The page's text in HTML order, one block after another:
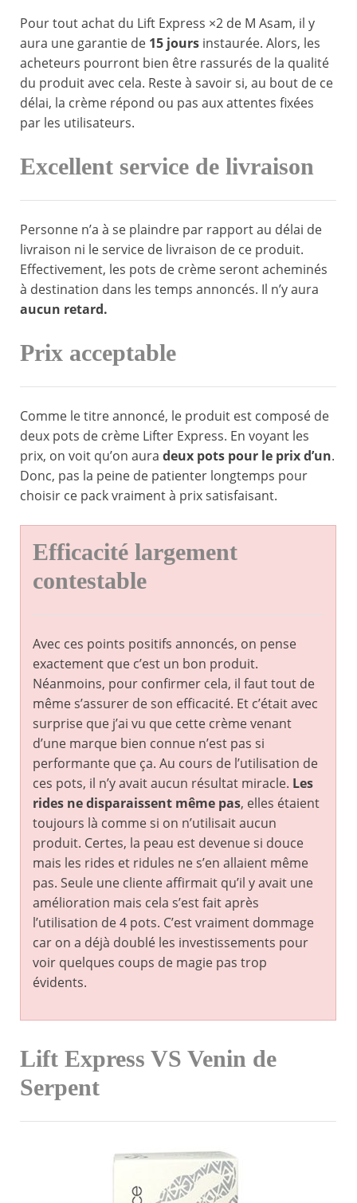
Pour tout achat du Lift Express ×2 de M Asam, il y
aura une garantie de 15 jours instaurée. Alors, les
acheteurs pourront bien être rassurés de la qualité
du produit avec cela. Reste à savoir si, au bout de ce
délai, la crème répond ou pas aux attentes fixées
par les utilisateurs.
Excellent service de livraison
Personne n’a à se plaindre par rapport au délai de
livraison ni le service de livraison de ce produit.
Effectivement, les pots de crème seront acheminés
à destination dans les temps annoncés. Il n’y aura
aucun retard.
Prix acceptable
Comme le titre annoncé, le produit est composé de
deux pots de crème Lifter Express. En voyant les
prix, on voit qu’on aura deux pots pour le prix d’un.
Donc, pas la peine de patienter longtemps pour
choisir ce pack vraiment à prix satisfaisant.
Efficacité largement
contestable
Avec ces points positifs annoncés, on pense
exactement que c’est un bon produit.
Néanmoins, pour confirmer cela, il faut tout de
même s’assurer de son efficacité. Et c’était avec
surprise que j’ai vu que cette crème venant
d’une marque bien connue n’est pas si
performante que ça. Au cours de l’utilisation de
ces pots, il n’y avait aucun résultat miracle. Les
rides ne disparaissent même pas, elles étaient
toujours là comme si on n’utilisait aucun
produit. Certes, la peau est devenue si douce
mais les rides et ridules ne s’en allaient même
pas. Seule une cliente affirmait qu’il y avait une
amélioration mais cela s’est fait après
l’utilisation de 4 pots. C’est vraiment dommage
car on a déjà doublé les investissements pour
voir quelques coups de magie pas trop
évidents.
Lift Express VS Venin de
Serpent